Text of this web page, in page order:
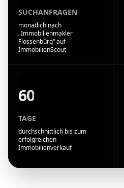
SUCHANFRAGEN
monatlich nach
„Immobilienmakler
Flossenbürg“ auf
ImmobilienScout
60
TAGE
durchschnittlich bis zum
erfolgreichen
Immobilienverkauf